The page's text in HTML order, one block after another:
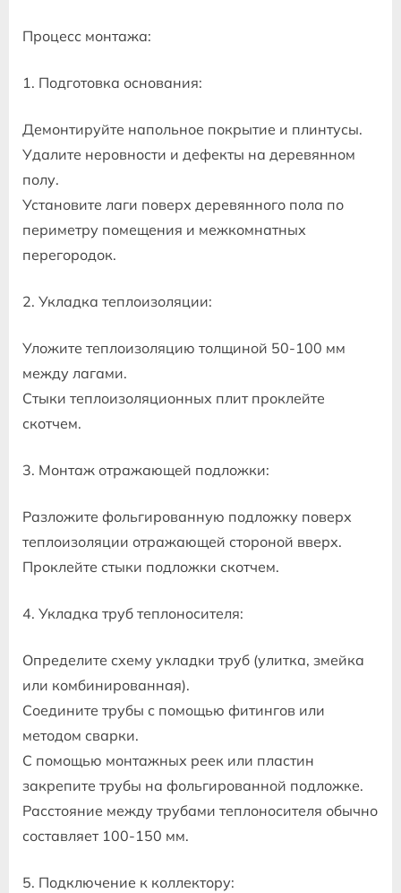
Процесс монтажа:
1. Подготовка основания:
Демонтируйте напольное покрытие и плинтусы.
Удалите неровности и дефекты на деревянном
полу.
Установите лаги поверх деревянного пола по
периметру помещения и межкомнатных
перегородок.
2. Укладка теплоизоляции:
Уложите теплоизоляцию толщиной 50-100 мм
между лагами.
Стыки теплоизоляционных плит проклейте
скотчем.
3. Монтаж отражающей подложки:
Разложите фольгированную подложку поверх
теплоизоляции отражающей стороной вверх.
Проклейте стыки подложки скотчем.
4. Укладка труб теплоносителя:
Определите схему укладки труб (улитка, змейка
или комбинированная).
Соедините трубы с помощью фитингов или
методом сварки.
С помощью монтажных реек или пластин
закрепите трубы на фольгированной подложке.
Расстояние между трубами теплоносителя обычно
составляет 100-150 мм.
5. Подключение к коллектору: